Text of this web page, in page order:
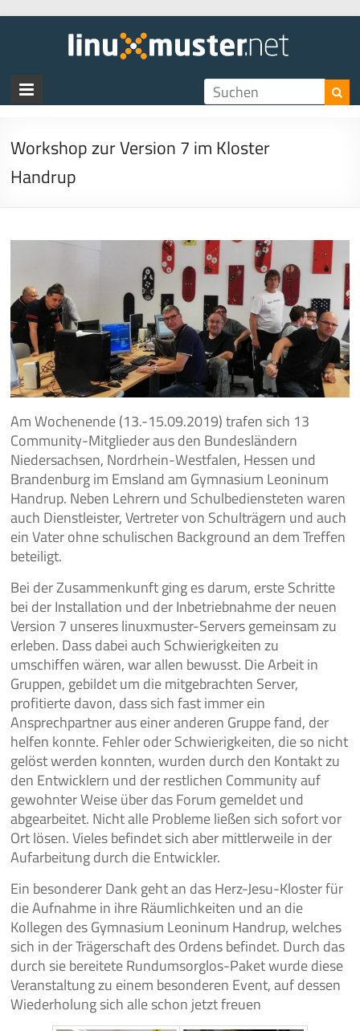
Workshop zur Version 7 im Kloster
Handrup
Am Wochenende (13.-15.09.2019) trafen sich 13
Community-Mitglieder aus den Bundesländern
Niedersachsen, Nordrhein-Westfalen, Hessen und
Brandenburg im Emsland am Gymnasium Leoninum
Handrup. Neben Lehrern und Schulbediensteten waren
auch Dienstleister, Vertreter von Schulträgern und auch
ein Vater ohne schulischen Background an dem Treffen
beteiligt.
Bei der Zusammenkunft ging es darum, erste Schritte
bei der Installation und der Inbetriebnahme der neuen
Version 7 unseres linuxmuster-Servers gemeinsam zu
erleben. Dass dabei auch Schwierigkeiten zu
umschiffen wären, war allen bewusst. Die Arbeit in
Gruppen, gebildet um die mitgebrachten Server,
profitierte davon, dass sich fast immer ein
Ansprechpartner aus einer anderen Gruppe fand, der
helfen konnte. Fehler oder Schwierigkeiten, die so nicht
gelöst werden konnten, wurden durch den Kontakt zu
den Entwicklern und der restlichen Community auf
gewohnter Weise über das Forum gemeldet und
abgearbeitet. Nicht alle Probleme ließen sich sofort vor
Ort lösen. Vieles befindet sich aber mittlerweile in der
Aufarbeitung durch die Entwickler.
Ein besonderer Dank geht an das Herz-Jesu-Kloster für
die Aufnahme in ihre Räumlichkeiten und an die
Kollegen des Gymnasium Leoninum Handrup, welches
sich in der Trägerschaft des Ordens befindet. Durch das
durch sie bereitete Rundumsorglos-Paket wurde diese
Veranstaltung zu einem besonderen Event, auf dessen
Wiederholung sich alle schon jetzt freuen